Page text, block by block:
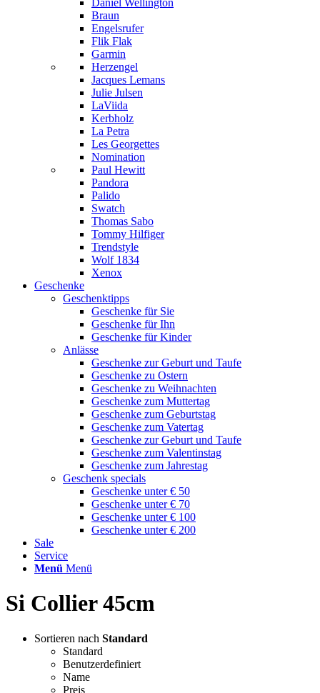
Daniel Wellington
Braun
Engelsrufer
Flik Flak
Garmin
Herzengel
Jacques Lemans
Julie Julsen
LaViida
Kerbholz
La Petra
Les Georgettes
Nomination
Paul Hewitt
Pandora
Palido
Swatch
Thomas Sabo
Tommy Hilfiger
Trendstyle
Wolf 1834
Xenox
Geschenke
Geschenktipps
Geschenke für Sie
Geschenke für Ihn
Geschenke für Kinder
Anlässe
Geschenke zur Geburt und Taufe
Geschenke zu Ostern
Geschenke zu Weihnachten
Geschenke zum Muttertag
Geschenke zum Geburtstag
Geschenke zum Vatertag
Geschenke zur Geburt und Taufe
Geschenke zum Valentinstag
Geschenke zum Jahrestag
Geschenk specials
Geschenke unter € 50
Geschenke unter € 70
Geschenke unter € 100
Geschenke unter € 200
Sale
Service
Menü Menü
Si Collier 45cm
Sortieren nach Standard
Standard
Benutzerdefiniert
Name
Preis